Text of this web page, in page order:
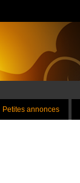
Petites annonces